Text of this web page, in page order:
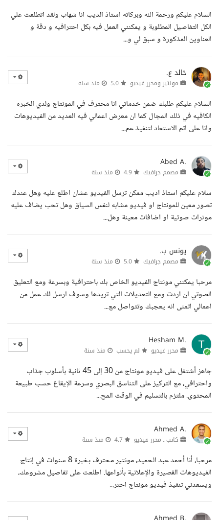
السلام عليكم ورحمة الله وبركاته استاذ الديب انا شهاب ولقد اتطلعت علي
الكل التفاصيل المطلوبة و يمكنني العمل فيه بكل احترافيه و دقة و
العناوين المذكورة و سبق لي و...
خالد ع.
مونتير ومحرر فيديو منذ سنة
السلام عليكم طلبك ضمن خدماتي انا محترف في المونتاج ولدي الخبره
الكافيه في ذلك المجال كما ان معرض اعمالي فيه العديد من الفيديوهات
وانا على اتم الاستعاد لتنفيذ عم...
Abed A.
مصمم جرافيك منذ سنة
سلام عليكم استاذ اديب ممكن ترسل الفيديو عشان اطلع عليه وهل عندك
تصور معين للمونتاج او فيديو مشابه لنفس السياق وهل تحب يضاف عليه
موثرات صوتية او اضافات معينة وهل...
يونس ب.
مصمم جرافيك منذ سنة
مرحبا يمكنني مونتاج الفيديو الخاص بك باحترافية وبسرعة ومع التعليق
الصوتي ان اردت ومع التعديلات التي تريدها وسوف ارسل لك عمل من
اعمالي اتمنى انه يعجبك وتتواصل مع...
Hesham M.
محرر فيديو لم يحسب منذ سنة
جاهز أشتغل على فيديو مونتاج من 30 إلى 45 ثانية بأسلوب جذاب
واحترافي، مع التركيز على التناسق البصري وسرعة الإيقاع حسب طبيعة
المحتوى. ملتزم بالتسليم في الوقت المح...
Ahmed A.
كاتب ـ محرر فيديو منذ سنة
مرحبا، أنا أحمد عبد الحميد، مونتير محترف بخبرة 8 سنوات في إنتاج
الفيديوهات القصيرة والإعلانية بأنواعها. اطلعت على تفاصيل مشروعك،
ويسعدني تنفيذ فيديو مونتاج احتر...